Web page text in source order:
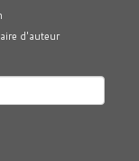
d'auteur